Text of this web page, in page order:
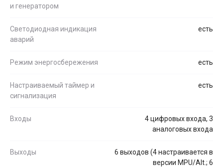
и генератором
Светодиодная индикация
аварий
есть
Режим энергосбережения есть
Настраиваемый таймер и
сигнализация
есть
Входы
4 цифровых входа, 3
аналоговых входа
Выходы
6 выходов (4 настраивается в
версии MPU/Alt.; 6